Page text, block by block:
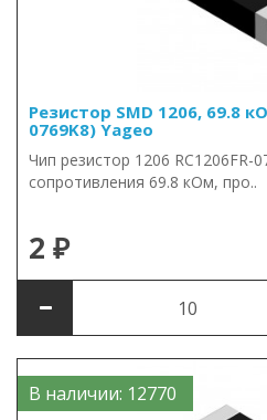
Резистор SMD 1206, 69.8
0769K8) Yageo
Чип резистор 1206 RC1206FR-
сопротивления 69.8 кОм, про..
2 ₽
В наличии: 12770